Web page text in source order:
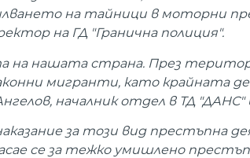
на тайници в моторни
на ГД "Гранична полиция".
на нашата страна. През
мигранти, като крайната
началник отдел в ТД "ДАНС"
за този вид престъпна
се за тежко умишлено